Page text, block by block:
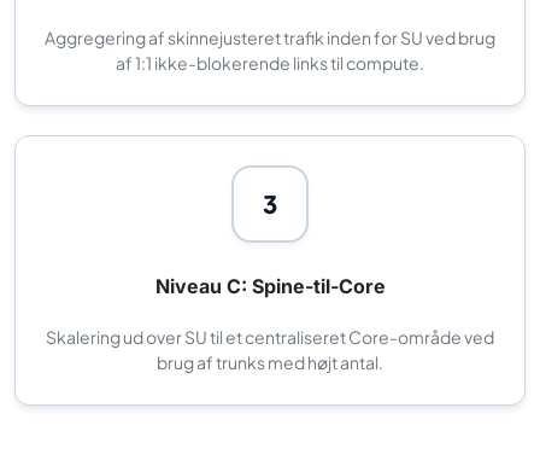
Aggregering af skinnejusteret trafik inden for SU ved brug
af 1:1 ikke-blokerende links til compute.
3
Niveau C: Spine-til-Core
Skalering ud over SU til et centraliseret Core-område ved
brug af trunks med højt antal.